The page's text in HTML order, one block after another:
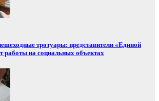
тротуары: представители «Единой
работы на социальных объектах